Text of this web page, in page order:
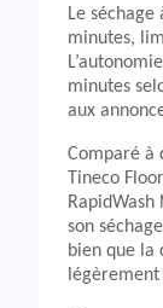
Le séchage
minutes,
minutes
aux
Comparé à
Tineco
son
bien que la